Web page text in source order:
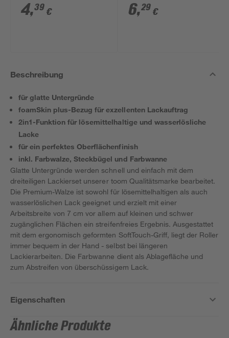
4,39 € 6,29 €
Beschreibung
für glatte Untergründe
foamSkin plus-Bezug für exzellenten Lackauftrag
2in1-Funktion für lösemittelhaltige und wasserlösliche
Lacke
für ein perfektes Oberflächenfinish
inkl. Farbwalze, Steckbügel und Farbwanne
Glatte Untergründe werden schnell und einfach mit dem
dreiteiligen Lackierset unserer toom Qualitätsmarke bearbeitet.
Die Premium-Walze ist sowohl für lösemittelhaltigen als auch
wasserlöslichen Lack geeignet und erzielt mit einer
Arbeitsbreite von 7 cm vor allem auf kleinen und schwer
zugänglichen Flächen ein streifenfreies Ergebnis. Ausgestattet
mit dem ergonomisch geformten SoftTouch-Griff, liegt der Roller
immer bequem in der Hand - selbst bei längeren
Lackierarbeiten. Die Farbwanne dient als Ablagefläche und
zum Abstreifen von überschüssigem Lack.
Eigenschaften
Ähnliche Produkte